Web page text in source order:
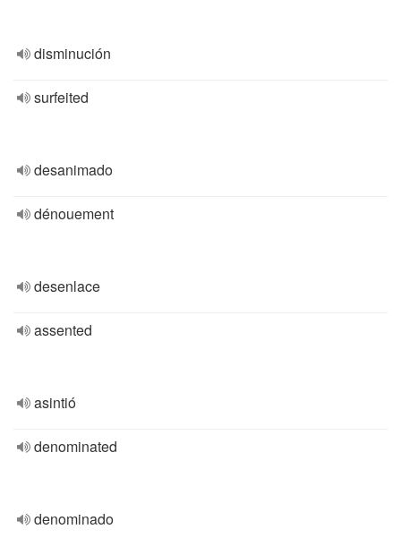
disminución
surfeited
desanimado
dénouement
desenlace
assented
asintió
denominated
denominado